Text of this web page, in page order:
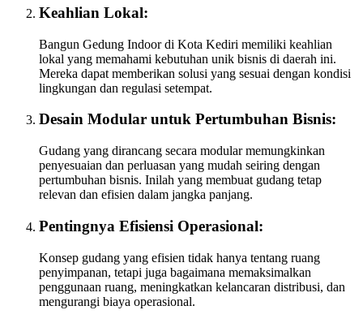
Keahlian Lokal:
Bangun Gedung Indoor di Kota Kediri memiliki keahlian
lokal yang memahami kebutuhan unik bisnis di daerah ini.
Mereka dapat memberikan solusi yang sesuai dengan kondisi
lingkungan dan regulasi setempat.
Desain Modular untuk Pertumbuhan Bisnis:
Gudang yang dirancang secara modular memungkinkan
penyesuaian dan perluasan yang mudah seiring dengan
pertumbuhan bisnis. Inilah yang membuat gudang tetap
relevan dan efisien dalam jangka panjang.
Pentingnya Efisiensi Operasional:
Konsep gudang yang efisien tidak hanya tentang ruang
penyimpanan, tetapi juga bagaimana memaksimalkan
penggunaan ruang, meningkatkan kelancaran distribusi, dan
mengurangi biaya operasional.